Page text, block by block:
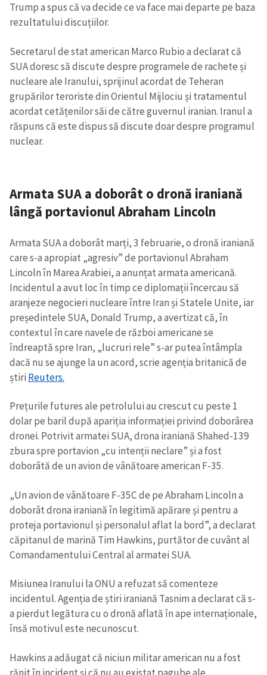
Trump a spus că va decide ce va face mai departe pe baza
rezultatului discuțiilor.
Secretarul de stat american Marco Rubio a declarat că
SUA doresc să discute despre programele de rachete și
nucleare ale Iranului, sprijinul acordat de Teheran
grupărilor teroriste din Orientul Mijlociu și tratamentul
acordat cetățenilor săi de către guvernul iranian. Iranul a
răspuns că este dispus să discute doar despre programul
nuclear.
Armata SUA a doborât o dronă iraniană
lângă portavionul Abraham Lincoln
Armata SUA a doborât marți, 3 februarie, o dronă iraniană
care s-a apropiat „agresiv” de portavionul Abraham
Lincoln în Marea Arabiei, a anunțat armata americană.
Incidentul a avut loc în timp ce diplomații încercau să
aranjeze negocieri nucleare între Iran și Statele Unite, iar
președintele SUA, Donald Trump, a avertizat că, în
contextul în care navele de război americane se
îndreaptă spre Iran, „lucruri rele” s-ar putea întâmpla
dacă nu se ajunge la un acord, scrie agenția britanică de
știriReuters.
Prețurile futures ale petrolului au crescut cu peste 1
dolar pe baril după apariția informației privind doborârea
dronei. Potrivit armatei SUA, drona iraniană Shahed-139
zbura spre portavion „cu intenții neclare” și a fost
doborâtă de un avion de vânătoare american F-35.
„Un avion de vânătoare F-35C de pe Abraham Lincoln a
doborât drona iraniană în legitimă apărare și pentru a
proteja portavionul și personalul aflat la bord”, a declarat
căpitanul de marină Tim Hawkins, purtător de cuvânt al
Comandamentului Central al armatei SUA.
Misiunea Iranului la ONU a refuzat să comenteze
incidentul. Agenția de știri iraniană Tasnim a declarat că s-
a pierdut legătura cu o dronă aflată în ape internaționale,
însă motivul este necunoscut.
Hawkins a adăugat că niciun militar american nu a fost